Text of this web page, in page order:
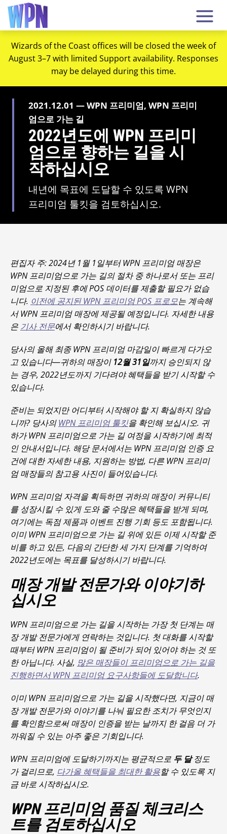
Wizards of the Coast offices will be closed the week of
August 3–7 with limited Support availability. Responses
may be delayed during this time.
2021.12.01 — WPN 프리미엄, WPN 프리미
엄으로 가는 길
2022년도에 WPN 프리미
엄으로 향하는 길을 시
작하십시오
내년에 목표에 도달할 수 있도록 WPN
프리미엄 툴킷을 검토하십시오.
편집자 주: 2024년 1월 1일부터 WPN 프리미엄 매장은
WPN 프리미엄으로 가는 길의 절차 중 하나로서 또는 프리
미엄으로 지정된 후에 POS 데이터를 제출할 필요가 없습
니다. 이전에 공지된 WPN 프리미엄 POS 프로모는 계속해
서 WPN 프리미엄 매장에 제공될 예정입니다. 자세한 내용
은 기사 전문에서 확인하시기 바랍니다.
당사의 올해 최종 WPN 프리미엄 마감일이 빠르게 다가오
고 있습니다—귀하의 매장이 12월 31일까지 승인되지 않
는 경우, 2022년도까지 기다려야 혜택들을 받기 시작할 수
있습니다.
준비는 되었지만 어디부터 시작해야 할 지 확실하지 않습
니까? 당사의WPN 프리미엄 툴킷을 확인해 보십시오. 귀
하가 WPN 프리미엄으로 가는 길 여정을 시작하기에 최적
인 안내서입니다. 해당 문서에서는 WPN 프리미엄 인증 요
건에 대한 자세한 내용, 지원하는 방법, 다른 WPN 프리미
엄 매장들의 참고용 사진이 들어있습니다.
WPN 프리미엄 자격을 획득하면 귀하의 매장이 커뮤니티
를 성장시킬 수 있게 도와 줄 수많은 혜택들을 받게 되며,
여기에는 독점 제품과 이벤트 진행 기회 등도 포함됩니다.
이미 WPN 프리미엄으로 가는 길 위에 있든 이제 시작할 준
비를 하고 있든, 다음의 간단한 세 가지 단계를 기억하여
2022년도에는 목표를 달성하시기 바랍니다.
매장 개발 전문가와 이야기하
십시오
WPN 프리미엄으로 가는 길을 시작하는 가장 첫 단계는 매
장 개발 전문가에게 연락하는 것입니다. 첫 대화를 시작할
때부터 WPN 프리미엄이 될 준비가 되어 있어야 하는 것 또
한 아닙니다. 사실, 많은 매장들이 프리미엄으로 가는 길을
진행하면서 WPN 프리미엄 요구사항들에 도달합니다.
이미 WPN 프리미엄으로 가는 길을 시작했다면, 지금이 매
장 개발 전문가와 이야기를 나눠 필요한 조치가 무엇인지
를 확인함으로써 매장이 인증을 받는 날까지 한 걸음 더 가
까워질 수 있는 아주 좋은 기회입니다.
WPN 프리미엄에 도달하기까지는 평균적으로 두 달정도
가 걸리므로, 다가올 혜택들을 최대한 활용할 수 있도록 지
금 바로 시작하십시오.
WPN 프리미엄 품질 체크리스
트를 검토하십시오